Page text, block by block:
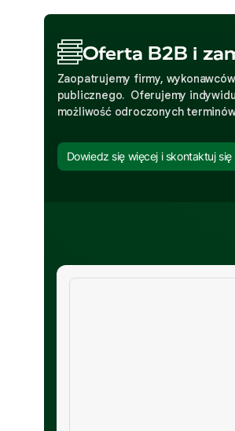
Oferta B2B i
Zaopatrujemy firmy,
publicznego. Oferujemy
możliwość odroczonych
Dowiedz się więcej i skontaktuj się